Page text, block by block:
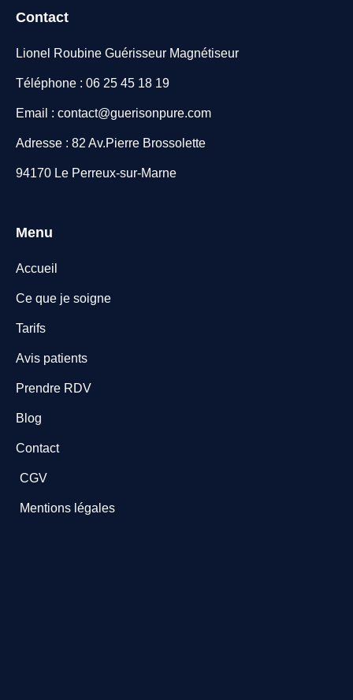
Contact
Lionel Roubine Guérisseur Magnétiseur
Téléphone : 06 25 45 18 19
Email : contact@guerisonpure.com
Adresse : 82 Av.Pierre Brossolette
94170 Le Perreux-sur-Marne
Menu
Accueil
Ce que je soigne
Tarifs
Avis patients
Prendre RDV
Blog
Contact
CGV
Mentions légales